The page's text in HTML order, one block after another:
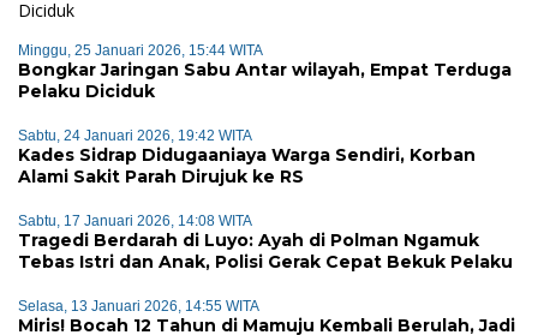
Minggu, 25 Januari 2026, 15:44 WITA
Bongkar Jaringan Sabu Antar wilayah, Empat Terduga
Pelaku Diciduk
Sabtu, 24 Januari 2026, 19:42 WITA
Kades Sidrap Didugaaniaya Warga Sendiri, Korban
Alami Sakit Parah Dirujuk ke RS
Sabtu, 17 Januari 2026, 14:08 WITA
Tragedi Berdarah di Luyo: Ayah di Polman Ngamuk
Tebas Istri dan Anak, Polisi Gerak Cepat Bekuk Pelaku
Selasa, 13 Januari 2026, 14:55 WITA
Miris! Bocah 12 Tahun di Mamuju Kembali Berulah, Jadi